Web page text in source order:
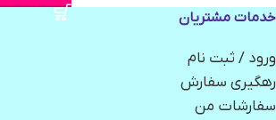
خدمات مشتریان
ورود / ثبت نام
رهگیری سفارش
سفارشات من